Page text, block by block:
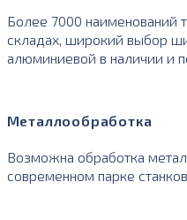
Более 7000 наименований
складах, широкий выбор
алюминиевой в наличии и
Металлообработка
Возможна обработка
современном парке